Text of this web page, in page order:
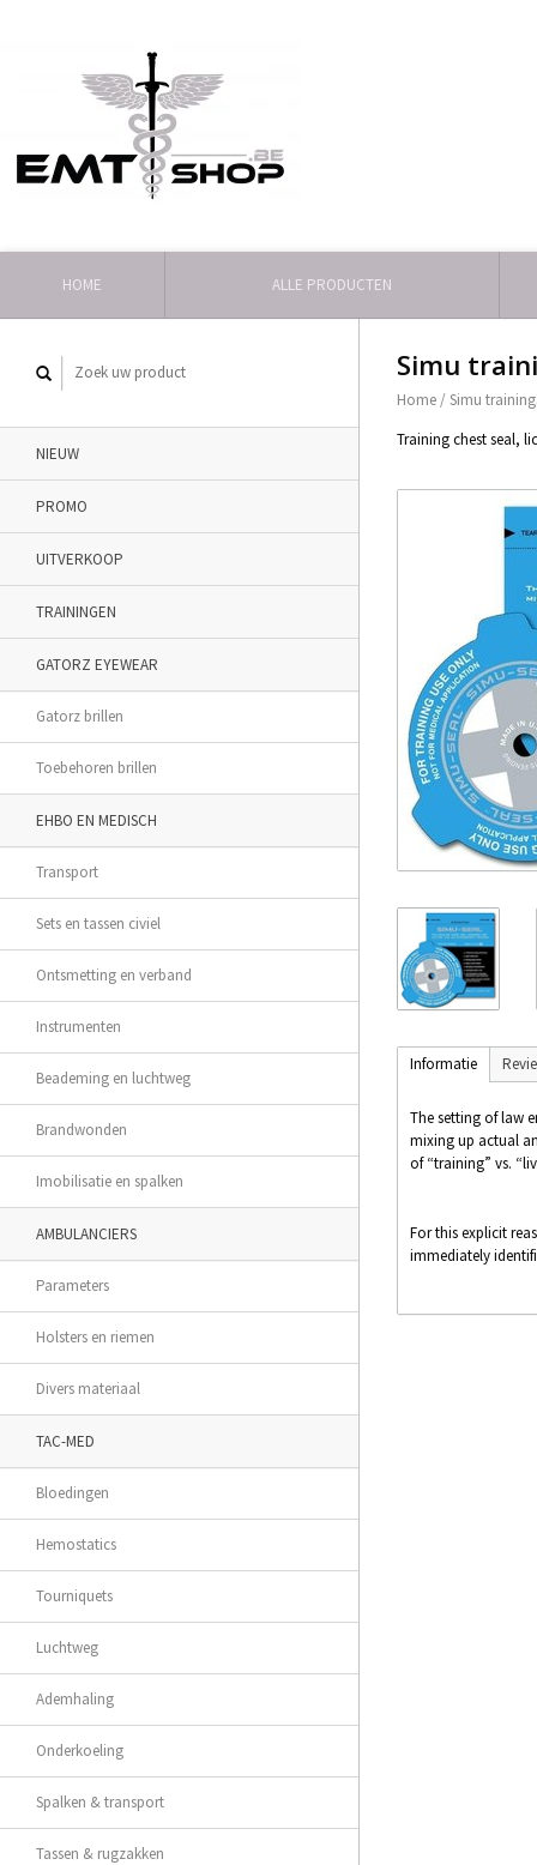
HOME ALLE PRODUCTEN
NIEUW
PROMO
UITVERKOOP
TRAININGEN
GATORZ EYEWEAR
Gatorz brillen
Toebehoren brillen
EHBO EN MEDISCH
Transport
Sets en tassen civiel
Ontsmetting en verband
Instrumenten
Beademing en luchtweg
Brandwonden
Imobilisatie en spalken
AMBULANCIERS
Parameters
Holsters en riemen
Divers materiaal
TAC-MED
Bloedingen
Hemostatics
Tourniquets
Luchtweg
Ademhaling
Onderkoeling
Spalken & transport
Tassen & rugzakken
Simu
Home /Simu
Training chest seal,
Informatie
The setting of law
mixing up actual
of “training” vs.
For this explicit
immediately